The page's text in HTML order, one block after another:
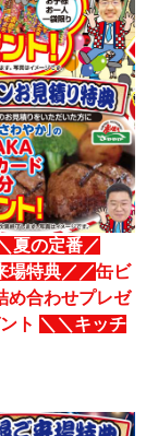
夏の定番／
場特典／／缶ビ
め合わせプレゼ
ト ＼＼キッチ